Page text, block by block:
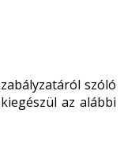
szóló
az alábbi